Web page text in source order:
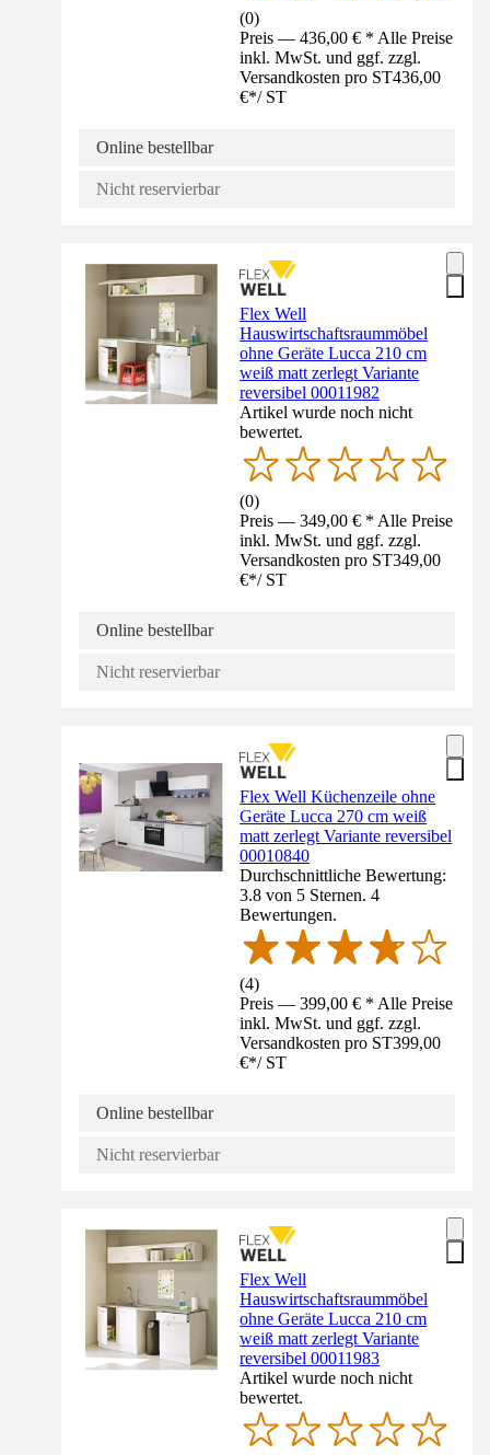
(0)
Preis — 436,00 € * Alle Preise
inkl. MwSt. und ggf. zzgl.
Versandkosten pro ST436,00
€*/ ST
Online bestellbar
Nicht reservierbar
Flex Well
Hauswirtschaftsraummöbel
ohne Geräte Lucca 210 cm
weiß matt zerlegt Variante
reversibel 00011982
Artikel wurde noch nicht
bewertet.
(0)
Preis — 349,00 € * Alle Preise
inkl. MwSt. und ggf. zzgl.
Versandkosten pro ST349,00
€*/ ST
Online bestellbar
Nicht reservierbar
Flex Well Küchenzeile ohne
Geräte Lucca 270 cm weiß
matt zerlegt Variante reversibel
00010840
Durchschnittliche Bewertung:
3.8 von 5 Sternen. 4
Bewertungen.
(4)
Preis — 399,00 € * Alle Preise
inkl. MwSt. und ggf. zzgl.
Versandkosten pro ST399,00
€*/ ST
Online bestellbar
Nicht reservierbar
Flex Well
Hauswirtschaftsraummöbel
ohne Geräte Lucca 210 cm
weiß matt zerlegt Variante
reversibel 00011983
Artikel wurde noch nicht
bewertet.